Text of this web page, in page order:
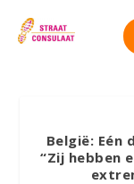
België: Eén
“Zij hebben